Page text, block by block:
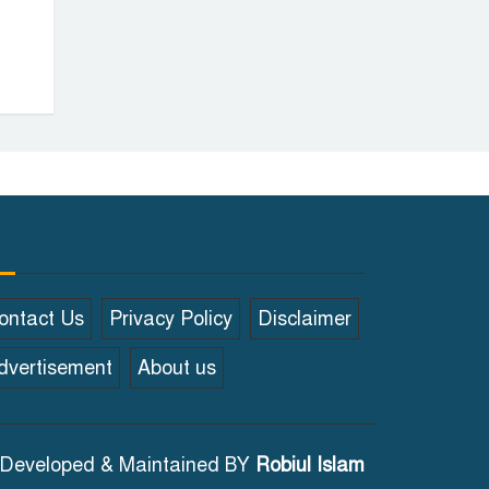
Us Privacy Policy Disclaimer
About us
Developed & Maintained BY Robiul Islam